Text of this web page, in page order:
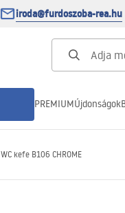
iroda@furdoszoba-rea.hu
PREMIUMÚjdonságok
WC kefe B106 CHROME